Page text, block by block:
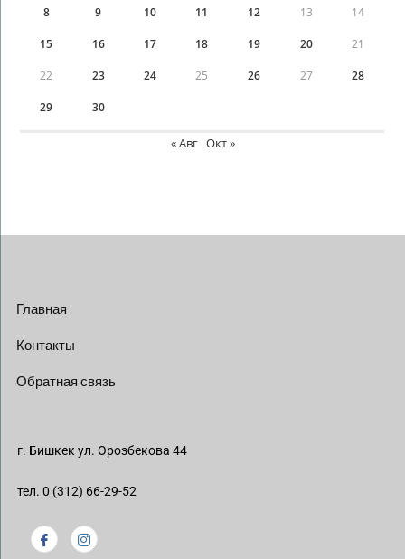
8 9 10 11 12 13 14
15 16 17 18 19 20 21
22 23 24 25 26 27 28
29 30
« Авг Окт »
Главная
Контакты
Обратная связь
г. Бишкек ул. Орозбекова 44
тел. 0 (312) 66-29-52